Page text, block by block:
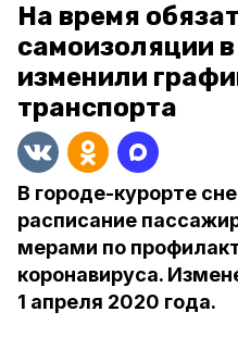
На время
самоизоляции
изменили
транспорта
В городе-курорте
расписание
мерами по
коронавируса.
1 апреля 2020 года.